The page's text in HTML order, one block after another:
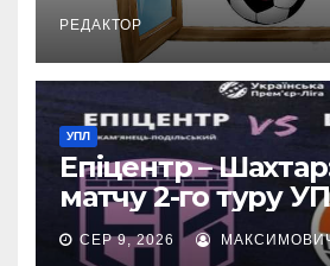
РЕДАКТОР
УПЛ
Епіцентр –
матчу 2-го туру
СЕР 9, 2026